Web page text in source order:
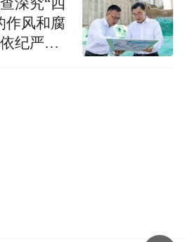
深究“四
作风和腐
纪严肃